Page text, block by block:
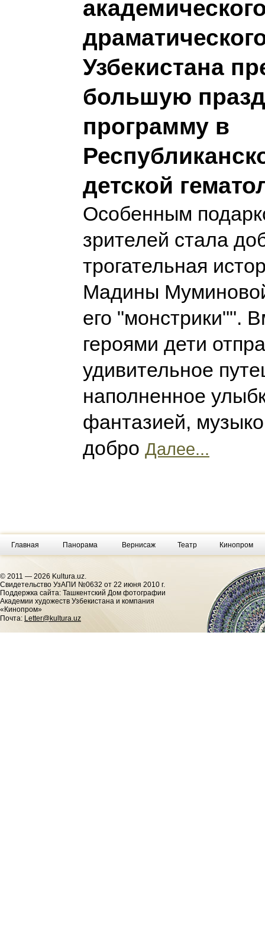
Узбекистана
большую
программу в
детской
Особенным
зрителей стала
трогательная
Мадины
его "монстрики"".
героями дети
удивительное
наполненное
фантазией,
добро Далее...
Главная Панорама Вернисаж Театр Кинопром
© 2011 — 2026 Kultura.uz.
Cвидетельство УзАПИ №0632 от 22 июня 2010 г.
Поддержка сайта: Ташкентский Дом фотографии
Академии художеств Узбекистана и компания
«Кинопром»
Почта: Letter@kultura.uz